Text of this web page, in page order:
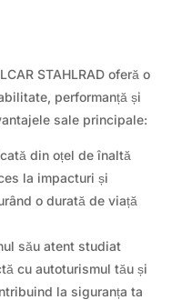
STAHLRAD oferă o
performanță și
sale principale:
din oțel de înaltă
la impacturi și
o durată de viață
său atent studiat
cu autoturismul tău și
la siguranța ta